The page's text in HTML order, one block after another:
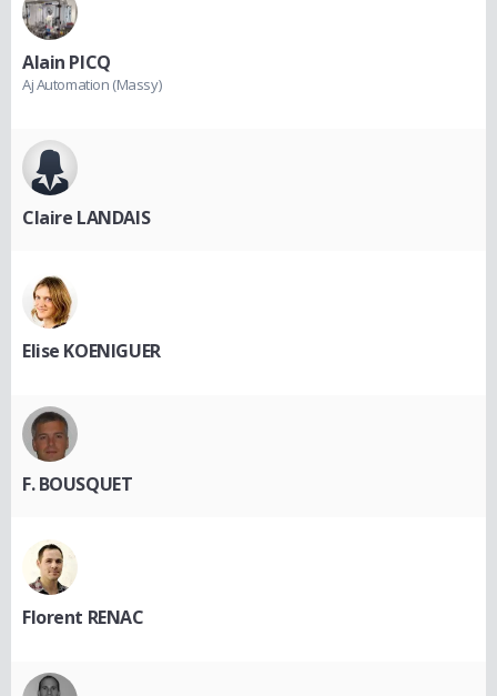
Alain PICQ
Aj Automation (Massy)
Claire LANDAIS
Elise KOENIGUER
F. BOUSQUET
Florent RENAC